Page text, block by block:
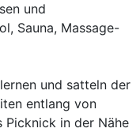
und
Sauna, Massage-
und satteln der
entlang von
Picknick in der Nähe